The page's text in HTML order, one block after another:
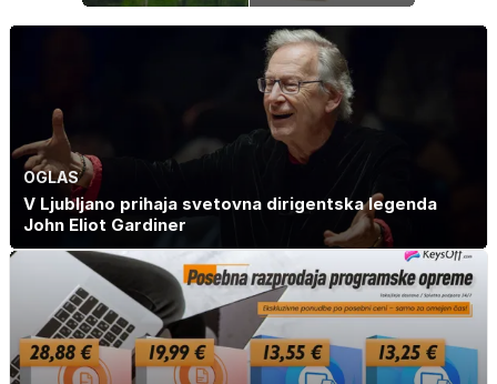
naravni čudež:
izlet, ki bo
zahtevale ali
prejele
partnerice
športnih
zvezdnikov
OGLAS
V Ljubljano prihaja svetovna dirigentska legenda
John Eliot Gardiner